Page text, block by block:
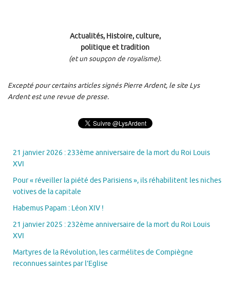
Actualités, Histoire, culture,
politique et tradition
(et un soupçon de royalisme).
Excepté pour certains articles signés Pierre Ardent, le site Lys
Ardent est une revue de presse.
21 janvier 2026 : 233ème anniversaire de la mort du Roi Louis
XVI
Pour « réveiller la piété des Parisiens », ils réhabilitent les niches
votives de la capitale
Habemus Papam : Léon XIV !
21 janvier 2025 : 232ème anniversaire de la mort du Roi Louis
XVI
Martyres de la Révolution, les carmélites de Compiègne
reconnues saintes par l’Eglise